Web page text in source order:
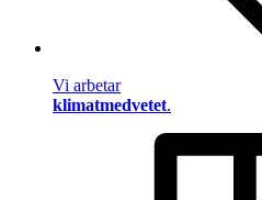
Vi arbetar
klimatmedvetet.